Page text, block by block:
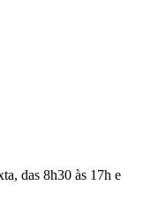
das 8h30 às 17h e